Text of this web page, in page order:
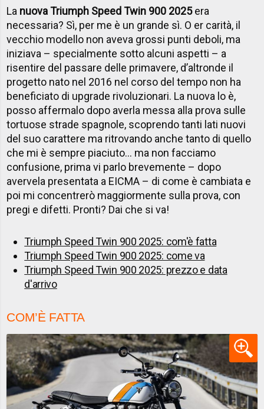
La nuova Triumph Speed Twin 900 2025era
necessaria? Sì, per me è un grande sì. O er carità, il
vecchio modello non aveva grossi punti deboli, ma
iniziava – specialmente sotto alcuni aspetti – a
risentire del passare delle primavere, d’altronde il
progetto nato nel 2016 nel corso del tempo non ha
beneficiato di upgrade rivoluzionari. La nuova lo è,
posso affermalo dopo averla messa alla prova sulle
tortuose strade spagnole, scoprendo tanti lati nuovi
del suo carattere ma ritrovando anche tanto di quello
che mi è sempre piaciuto… ma non facciamo
confusione, prima vi parlo brevemente – dopo
avervela presentata a EICMA – di come è cambiata e
poi mi concentrerò maggiormente sulla prova, con
pregi e difetti. Pronti? Dai che si va!
Triumph Speed Twin 900 2025: com'è fatta
Triumph Speed Twin 900 2025: come va
Triumph Speed Twin 900 2025: prezzo e data
d'arrivo
COM’È FATTA